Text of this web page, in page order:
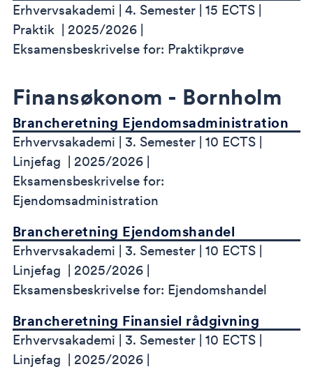
Erhvervsakademi 4. Semester
15 ECTS
Praktik
2025/2026
Eksamensbeskrivelse for: Praktikprøve
Finansøkonom - Bornholm
Brancheretning Ejendomsadministration
Erhvervsakademi 3. Semester
10 ECTS
Linjefag
2025/2026
Eksamensbeskrivelse for:
Ejendomsadministration
Brancheretning Ejendomshandel
Erhvervsakademi 3. Semester
10 ECTS
Linjefag
2025/2026
Eksamensbeskrivelse for: Ejendomshandel
Brancheretning Finansiel rådgivning
Erhvervsakademi 3. Semester
10 ECTS
Linjefag
2025/2026